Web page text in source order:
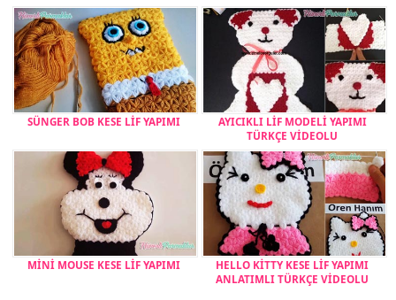
SÜNGER BOB KESE LİF YAPIMI
AYICIKLI LİF MODELİ YAPIMI
TÜRKÇE VİDEOLU
MİNİ MOUSE KESE LİF YAPIMI
HELLO KİTTY KESE LİF YAPIMI
ANLATIMLI TÜRKÇE VİDEOLU